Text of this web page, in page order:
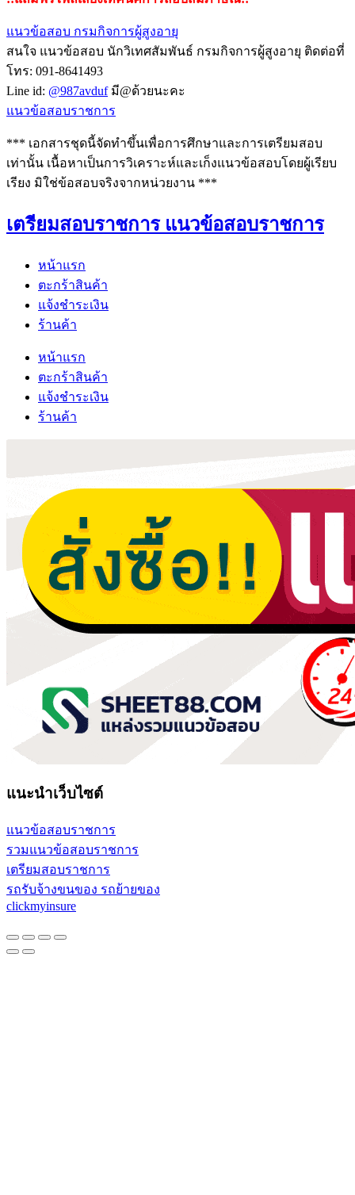
แนวข้อสอบ กรมกิจการผู้สูงอายุ
สนใจ แนวข้อสอบ นักวิเทศสัมพันธ์ กรมกิจการผู้สูงอายุ ติดต่อที่
โทร: 091-8641493
Line id: @987avdufมี@ด้วยนะคะ
แนวข้อสอบราชการ
*** เอกสารชุดนี้จัดทำขึ้นเพื่อการศึกษาและการเตรียมสอบ
เท่านั้น เนื้อหาเป็นการวิเคราะห์และเก็งแนวข้อสอบโดยผู้เรียบ
เรียง มิใช่ข้อสอบจริงจากหน่วยงาน ***
เตรียมสอบราชการ แนวข้อสอบราชการ
หน้าแรก
ตะกร้าสินค้า
แจ้งชำระเงิน
ร้านค้า
หน้าแรก
ตะกร้าสินค้า
แจ้งชำระเงิน
ร้านค้า
แนะนำเว็บไซต์
แนวข้อสอบราชการ
รวมแนวข้อสอบราชการ
เตรียมสอบราชการ
รถรับจ้างขนของ รถย้ายของ
clickmyinsure